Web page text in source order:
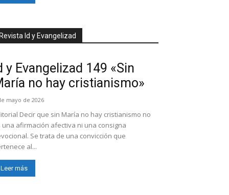
Revista Id y Evangelizad
y Evangelizad 149 «Sin
no hay cristianismo»
mayo de 2026
Decir que sin María no hay cristianismo no
una afirmación afectiva ni una consigna
Se trata de una convicción que
al...
Leer más